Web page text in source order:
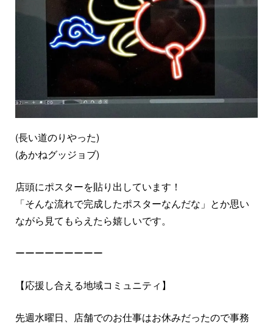
(長い道のりやった)
(あかねグッジョブ)
店頭にポスターを貼り出しています！
「そんな流れで完成したポスターなんだな」とか思い
ながら見てもらえたら嬉しいです。
ーーーーーーーーー
【応援し合える地域コミュニティ】
先週水曜日、店舗でのお仕事はお休みだったので事務